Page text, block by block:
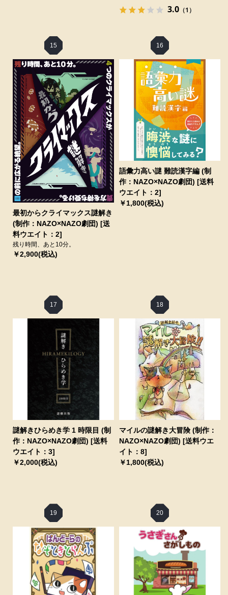
3.0 （1）
15
最初からクライマックス謎解き
(制作：NAZO×NAZO劇団) [送
料ウエイト：2]
残り時間、あと10分。
￥2,900(税込)
16
語彙力高い謎 難読漢字編 (制
作：NAZO×NAZO劇団) [送料
ウエイト：2]
￥1,800(税込)
17
謎解きひらめき学 1 時限目 (制
作：NAZO×NAZO劇団) [送料
ウエイト：3]
￥2,000(税込)
18
マイルの謎解き大冒険 (制作：
NAZO×NAZO劇団) [送料ウエ
イト：8]
￥1,800(税込)
19 20